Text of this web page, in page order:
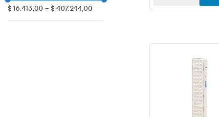
4 AA
$ 16.413,00 – $ 407.244,00